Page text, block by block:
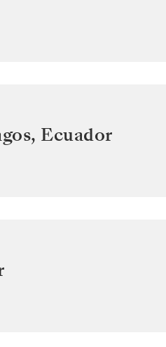
, Ecuador